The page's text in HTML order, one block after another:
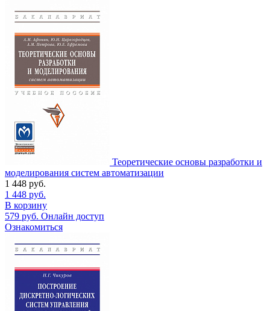
Теоретические основы разработки и
моделирования систем автоматизации
1 448 руб.
1 448 руб.
В корзину
579 руб. Онлайн доступ
Ознакомиться